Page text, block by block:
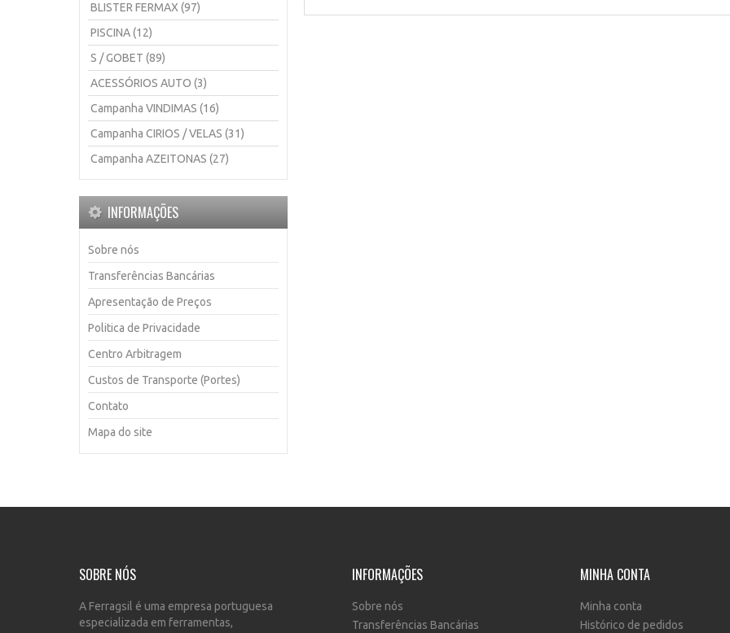
BLISTER FERMAX (97)
PISCINA (12)
S / GOBET (89)
ACESSÓRIOS AUTO (3)
Campanha VINDIMAS (16)
Campanha CIRIOS / VELAS (31)
Campanha AZEITONAS (27)
INFORMAÇÕES
Sobre nós
Transferências Bancárias
Apresentação de Preços
Politica de Privacidade
Centro Arbitragem
Custos de Transporte (Portes)
Contato
Mapa do site
SOBRE NÓS
A Ferragsil é uma empresa portuguesa
especializada em ferramentas,
INFORMAÇÕES
Sobre nós
Transferências Bancárias
MINHA CONTA
Minha conta
Histórico de pedidos